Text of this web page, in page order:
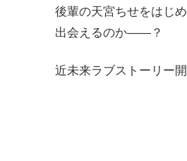
後輩の天宮ちせをはじ
出会えるのか――？
近未来ラブストーリー開